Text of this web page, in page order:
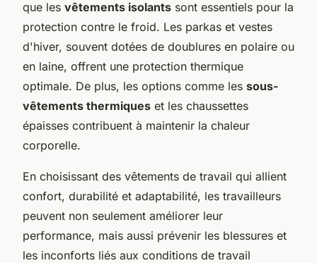
que les vêtements isolants sont essentiels pour la
protection contre le froid. Les parkas et vestes
d'hiver, souvent dotées de doublures en polaire ou
en laine, offrent une protection thermique
optimale. De plus, les options comme les sous-
vêtements thermiques et les chaussettes
épaisses contribuent à maintenir la chaleur
corporelle.
En choisissant des vêtements de travail qui allient
confort, durabilité et adaptabilité, les travailleurs
peuvent non seulement améliorer leur
performance, mais aussi prévenir les blessures et
les inconforts liés aux conditions de travail